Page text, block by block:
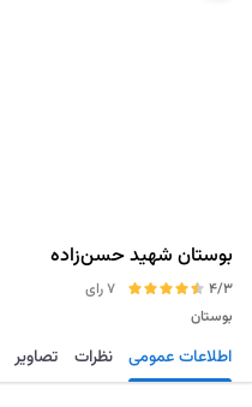
بوستان شهید حسن‌زاده
4/3
7 رای
بوستان
مسیریابی ذخیره اطلاعات عمومی نظرات تصاویر